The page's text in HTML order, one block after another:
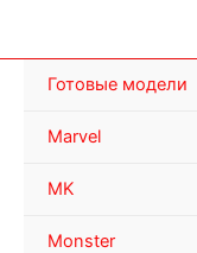
Готовые модели
Marvel
MK
Monster